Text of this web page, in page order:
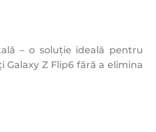
– o soluție ideală pentru
Z Flip6 fără a elimina